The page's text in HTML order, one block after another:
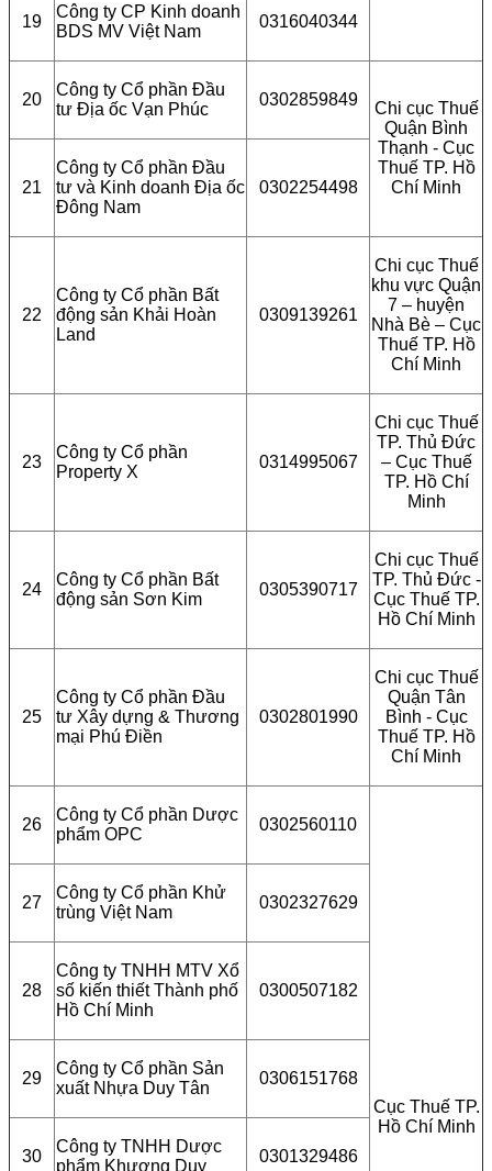
19
Công ty CP Kinh doanh
BDS MV Việt Nam
0316040344
20
Công ty Cổ phần Đầu
tư Địa ốc Vạn Phúc
0302859849
Chi cục Thuế
Quận Bình
Thạnh - Cục
Thuế TP. Hồ
Chí Minh
21
Công ty Cổ phần Đầu
tư và Kinh doanh Địa ốc
Đông Nam
0302254498
22
Công ty Cổ phần Bất
động sản Khải Hoàn
Land
0309139261
Chi cục Thuế
khu vực Quận
7 – huyện
Nhà Bè – Cục
Thuế TP. Hồ
Chí Minh
23
Công ty Cổ phần
Property X
0314995067
Chi cục Thuế
TP. Thủ Đức
– Cục Thuế
TP. Hồ Chí
Minh
24
Công ty Cổ phần Bất
động sản Sơn Kim
0305390717
Chi cục Thuế
TP. Thủ Đức -
Cục Thuế TP.
Hồ Chí Minh
25
Công ty Cổ phần Đầu
tư Xây dựng & Thương
mại Phú Điền
0302801990
Chi cục Thuế
Quận Tân
Bình - Cục
Thuế TP. Hồ
Chí Minh
26
Công ty Cổ phần Dược
phẩm OPC
0302560110
Cục Thuế TP.
Hồ Chí Minh
27
Công ty Cổ phần Khử
trùng Việt Nam
0302327629
28
Công ty TNHH MTV Xổ
số kiến thiết Thành phố
Hồ Chí Minh
0300507182
29
Công ty Cổ phần Sản
xuất Nhựa Duy Tân
0306151768
30
Công ty TNHH Dược
phẩm Khương Duy
0301329486